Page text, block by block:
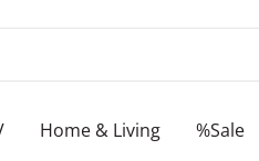
Home & Living %Sale